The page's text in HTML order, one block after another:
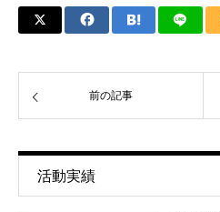
前の記事
活動実績